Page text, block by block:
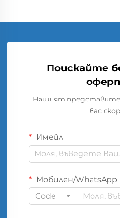
Поискайте
Нашият
вас
Имейл
Мобилен/WhatsApp
Code